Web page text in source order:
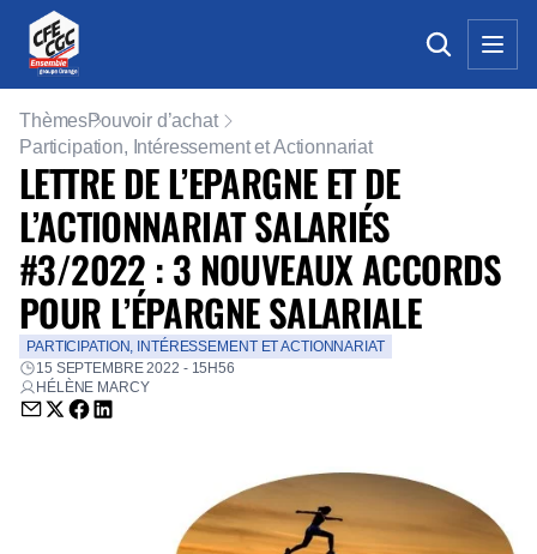
ThèmesPouvoir d’achat
Participation, Intéressement et Actionnariat
LETTRE DE L’EPARGNE ET DE
L’ACTIONNARIAT SALARIÉS
#3/2022 : 3 NOUVEAUX ACCORDS
POUR L’ÉPARGNE SALARIALE
PARTICIPATION, INTÉRESSEMENT ET ACTIONNARIAT
15 SEPTEMBRE 2022 - 15H56
HÉLÈNE MARCY
Envoyer par email (nouvelle fenêtre)
Partager sur Twitter (nouvelle fenêtre)
Partager sur Facebook (nouvelle fenêtre)
Partager sur LinkedIn (nouvelle fenêtre)